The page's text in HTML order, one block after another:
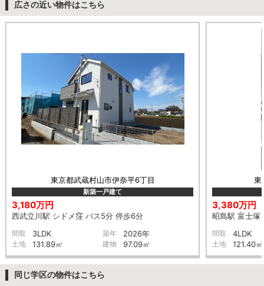
広さの近い物件はこちら
東京都武蔵村山市伊奈平6丁目
新築一戸建て
3,180万円
西武立川駅 シドメ窪 バス5分 停歩6分
間取 3LDK 築年 2026年
土地 131.89㎡ 建物 97.09㎡
東
3,380万円
昭島駅 富士塚
間取 4LDK
土地 121.40㎡
同じ学区の物件はこちら